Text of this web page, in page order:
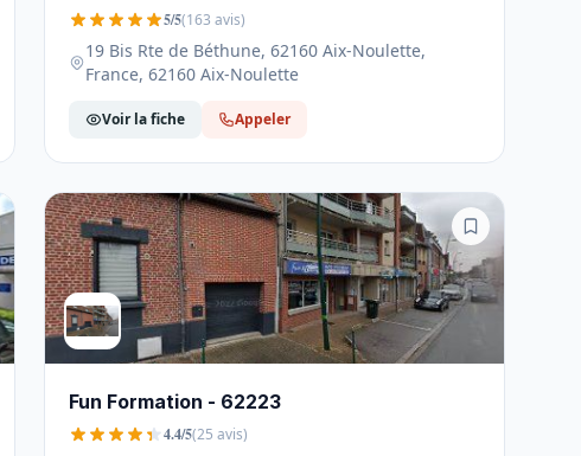
5/5(163 avis)
19 Bis Rte de Béthune, 62160 Aix-Noulette,
France, 62160 Aix-Noulette
Voir la fiche Appeler
Fun Formation - 62223
4.4/5(25 avis)